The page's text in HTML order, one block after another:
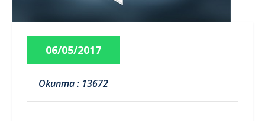
06/05/2017
Okunma : 13672